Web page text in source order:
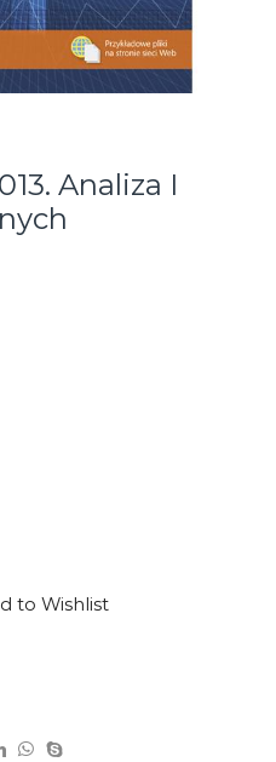
Analiza I
to Wishlist